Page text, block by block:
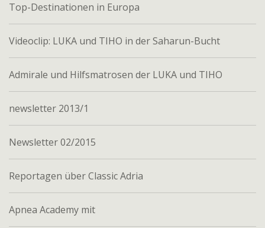
Top-Destinationen in Europa
Videoclip: LUKA und TIHO in der Saharun-Bucht
Admirale und Hilfsmatrosen der LUKA und TIHO
newsletter 2013/1
Newsletter 02/2015
Reportagen über Classic Adria
Apnea Academy mit